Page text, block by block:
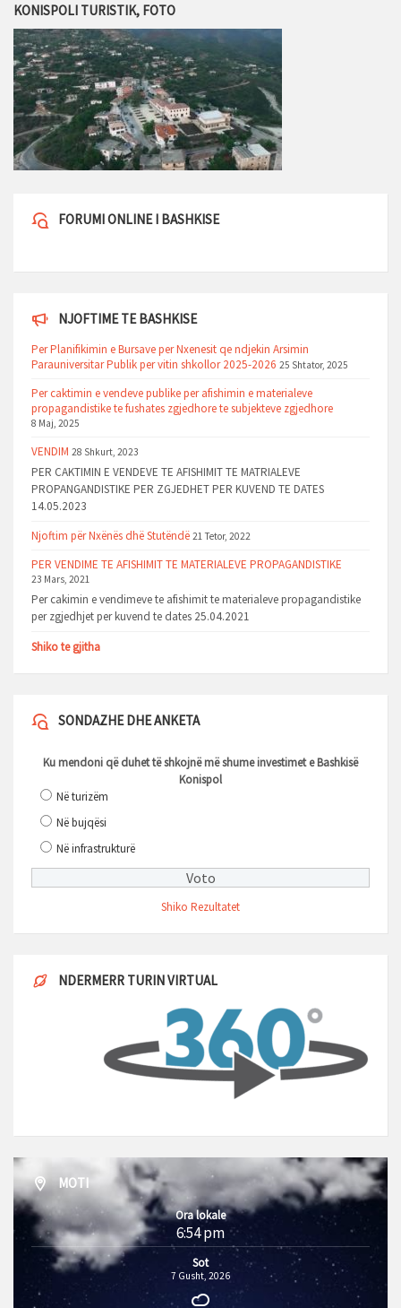
KONISPOLI TURISTIK, FOTO
FORUMI ONLINE I BASHKISE
NJOFTIME TE BASHKISE
Per Planifikimin e Bursave per Nxenesit qe ndjekin Arsimin
Parauniversitar Publik per vitin shkollor 2025-2026 25 Shtator, 2025
Per caktimin e vendeve publike per afishimin e materialeve
propagandistike te fushates zgjedhore te subjekteve zgjedhore
8 Maj, 2025
VENDIM 28 Shkurt, 2023
PER CAKTIMIN E VENDEVE TE AFISHIMIT TE MATRIALEVE
PROPANGANDISTIKE PER ZGJEDHET PER KUVEND TE DATES
14.05.2023
Njoftim për Nxënës dhë Stutëndë 21 Tetor, 2022
PER VENDIME TE AFISHIMIT TE MATERIALEVE PROPAGANDISTIKE
23 Mars, 2021
Per cakimin e vendimeve te afishimit te materialeve propagandistike
per zgjedhjet per kuvend te dates 25.04.2021
Shiko te gjitha
SONDAZHE DHE ANKETA
Ku mendoni që duhet të shkojnë më shume investimet e Bashkisë
Konispol
Në turizëm
Në bujqësi
Në infrastrukturë
Shiko Rezultatet
NDERMERR TURIN VIRTUAL
MOTI
Ora lokale
6:54 pm
Sot
7 Gusht, 2026